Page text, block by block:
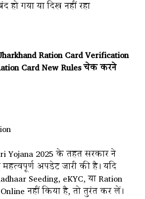
हो गया या दिख नहीं रहा
Ration Card Verification
Card New Rules चेक करने
Yojana 2025 के तहत सरकार ने
अपडेट जारी की है। यदि
Seeding, eKYC, या Ration
नहीं किया है, तो तुरंत कर लें।